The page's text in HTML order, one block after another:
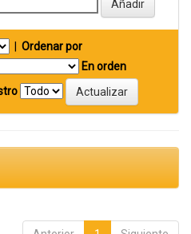
Ordenar por
En orden